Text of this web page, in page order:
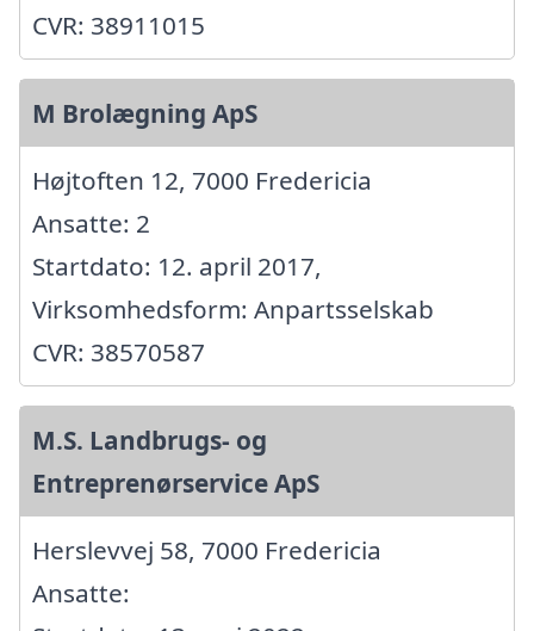
CVR: 38911015
M Brolægning ApS
Højtoften 12, 7000 Fredericia
Ansatte: 2
Startdato: 12. april 2017,
Virksomhedsform: Anpartsselskab
CVR: 38570587
M.S. Landbrugs- og
Entreprenørservice ApS
Herslevvej 58, 7000 Fredericia
Ansatte: